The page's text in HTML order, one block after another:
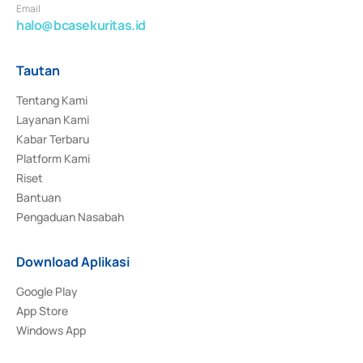
Email
halo@bcasekuritas.id
Tautan
Tentang Kami
Layanan Kami
Kabar Terbaru
Platform Kami
Riset
Bantuan
Pengaduan Nasabah
Download Aplikasi
Google Play
App Store
Windows App